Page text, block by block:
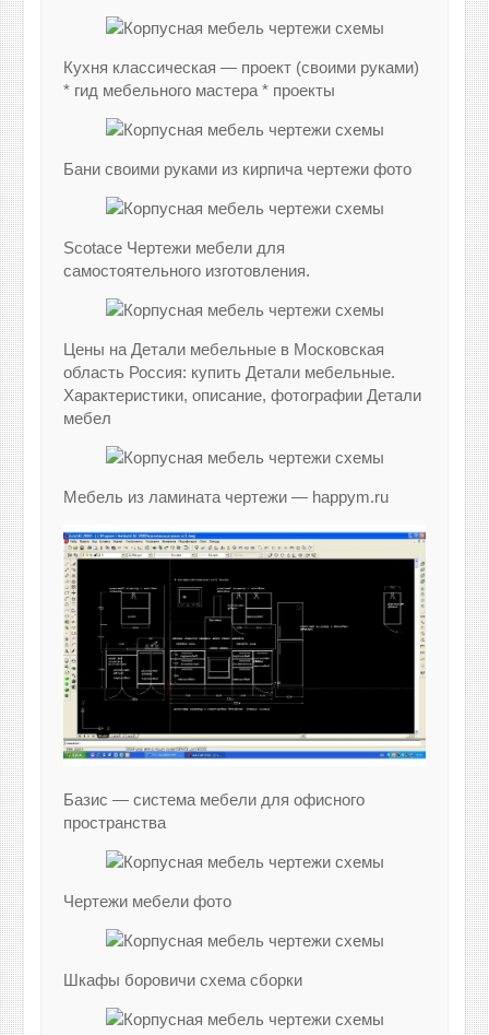
Кухня классическая — проект (своими руками)
* гид мебельного мастера * проекты
Бани своими руками из кирпича чертежи фото
Scotace Чертежи мебели для
самостоятельного изготовления.
Цены на Детали мебельные в Московская
область Россия: купить Детали мебельные.
Характеристики, описание, фотографии Детали
мебел
Мебель из ламината чертежи — happym.ru
Базис — система мебели для офисного
пространства
Чертежи мебели фото
Шкафы боровичи схема сборки